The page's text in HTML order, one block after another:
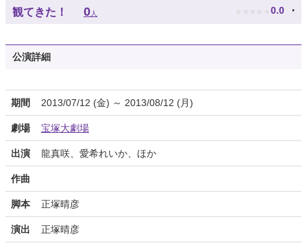
観てきた！ 0人 ★ ★ ★ ★ ★ 0.0
公演詳細
期間 2013/07/12 (金) ～ 2013/08/12 (月)
劇場 宝塚大劇場
出演 龍真咲、愛希れいか、ほか
作曲
脚本 正塚晴彦
演出 正塚晴彦